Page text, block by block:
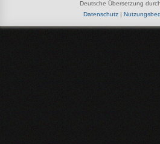
Deutsche Übersetzung durch
Datenschutz|